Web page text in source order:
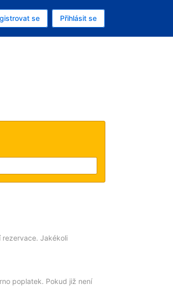
koruna
V češtině
se Přihlásit se
rezervace. Jakékoli
poplatek. Pokud již není